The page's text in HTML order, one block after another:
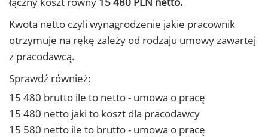
Kwota netto czyli wynagrodzenie jakie pracownik
otrzymuje na rękę zależy od rodzaju umowy zawartej
z pracodawcą.
Sprawdź również:
15 480 brutto ile to netto - umowa o pracę
15 480 netto jaki to koszt dla pracodawcy
15 580 netto ile to brutto - umowa o pracę